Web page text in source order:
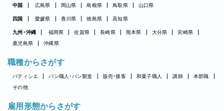
中国 広島県 岡山県 島根県 鳥取県 山口県
四国 愛媛県 香川県 徳島県 高知県
九州・沖縄 福岡県 佐賀県 長崎県 熊本県 大分県
宮崎県
鹿児島県
沖縄県
職種からさがす
パティシエ パン職人・パン製造 販売・接客 和菓子職人 講師
本部職
その他
雇用形態からさがす